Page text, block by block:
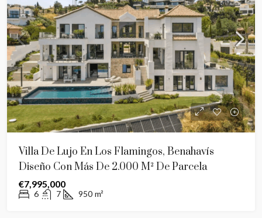
Villa De Lujo En Los Flamingos, Benahavís
Diseño Con Más De 2.000 M² De Parcela
€7,995,000
6 7 950 m²